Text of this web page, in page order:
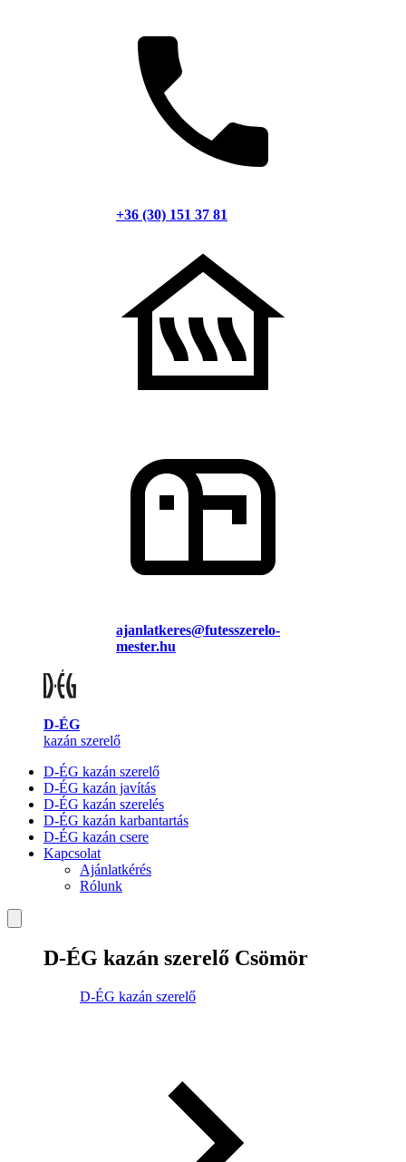
+36 (30) 151 37 81
ajanlatkeres@futesszerelo-
mester.hu
D-ÉG
kazán szerelő
D-ÉG kazán szerelő
D-ÉG kazán javítás
D-ÉG kazán szerelés
D-ÉG kazán karbantartás
D-ÉG kazán csere
Kapcsolat
Ajánlatkérés
Rólunk
D-ÉG kazán szerelő Csömör
D-ÉG kazán szerelő